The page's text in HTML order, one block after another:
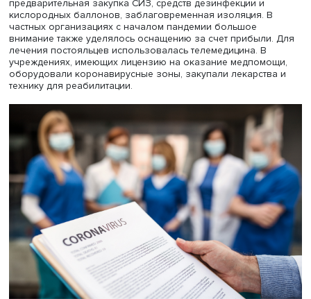
В такой модели дополнительные ресурсы
только на обеспечение минимума, но и на создание
комфортной среды: улучшались условия проживания
персонала, создавались условия для реорганизации
Для решения проблем лидеры активно искали
обращались в вышестоящие инстанции или
перераспределяли средства внутри организации.
позиция руководителя предотвращала увольнение
сотрудников, сохраняла благоприятный
климат в коллективе и среди подопечных, улучшала
возможности досуга.
Модель«предприниматель»предполагала
позицию, значимую роль руководителя учреждения в
трансформации его работы и преодолении проблем
преимущественно за счет финансовых вливаний и
цифровизации. Она чаще проявлялась в частных
организациях, но встречалась и в госучреждениях,
ориентирующихся на передовой опыт и имевших
средств благодаря перераспределению их из других
расходов (например, капитального ремонта). Также